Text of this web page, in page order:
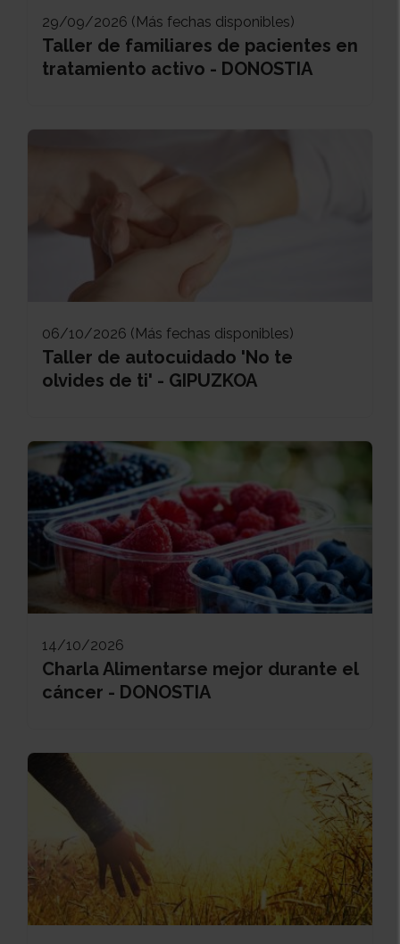
29/09/2026 (Más fechas disponibles)
Taller de familiares de pacientes en
tratamiento activo - DONOSTIA
06/10/2026 (Más fechas disponibles)
Taller de autocuidado 'No te
olvides de ti' - GIPUZKOA
14/10/2026
Charla Alimentarse mejor durante el
cáncer - DONOSTIA